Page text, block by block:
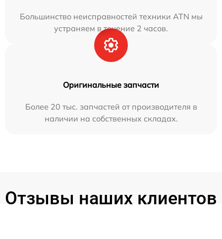
Большинство неисправностей техники ATN мы
устраняем в течение 2 часов.
Оригинальные запчасти
Более 20 тыс. запчастей от производителя в
наличии на собственных складах.
Отзывы наших клиентов